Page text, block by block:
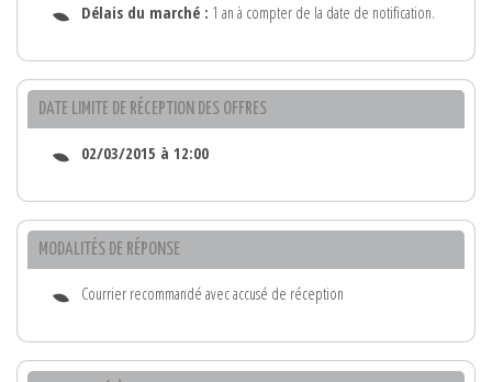
Délais du marché : 1 an à compter de la date de notification.
DATE LIMITE DE RÉCEPTION DES OFFRES
02/03/2015 à 12:00
MODALITÉS DE RÉPONSE
Courrier recommandé avec accusé de réception